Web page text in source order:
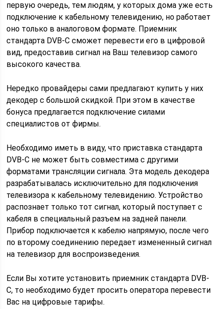
первую очередь, тем людям, у которых дома уже есть
подключение к кабельному телевидению, но работает
оно только в аналоговом формате. Приемник
стандарта DVB-С сможет перевести его в цифровой
вид, предоставив сигнал на Ваш телевизор самого
высокого качества.
Нередко провайдеры сами предлагают купить у них
декодер с большой скидкой. При этом в качестве
бонуса предлагается подключение силами
специалистов от фирмы.
Необходимо иметь в виду, что приставка стандарта
DVB-С не может быть совместима с другими
форматами трансляции сигнала. Эта модель декодера
разрабатывалась исключительно для подключения
телевизора к кабельному телевидению. Устройство
распознает только тот сигнал, который поступает с
кабеля в специальный разъем на задней панели.
Прибор подключается к кабелю напрямую, после чего
по второму соединению передает измененный сигнал
на телевизор для воспроизведения.
Если Вы хотите установить приемник стандарта DVB-
С, то необходимо будет просить оператора перевести
Вас на цифровые тарифы.